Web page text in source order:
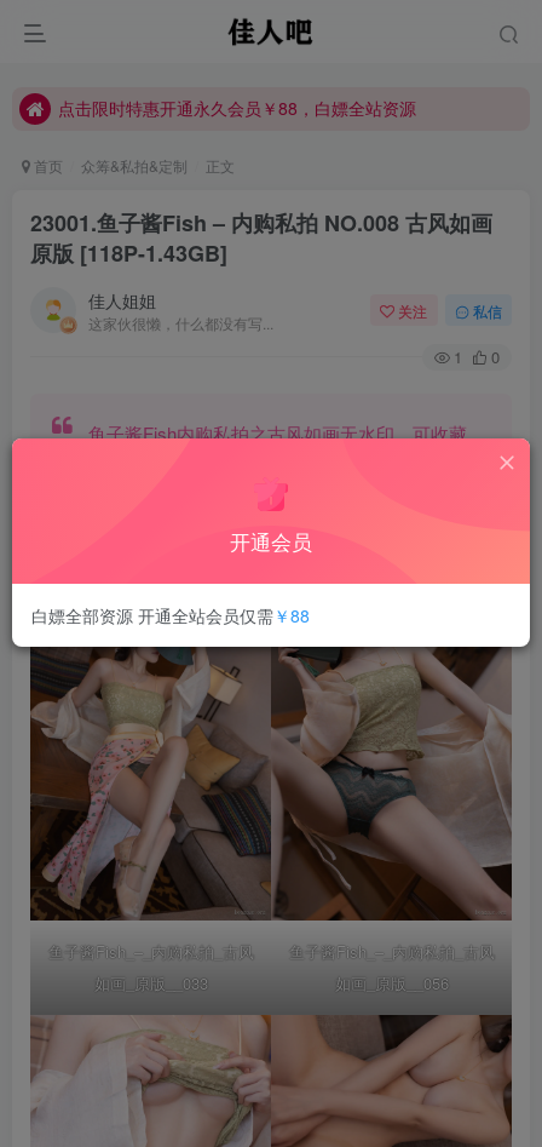
点击限时特惠开通永久会员￥88，白嫖全站资源
点击限时特惠开通永久会员￥88，白嫖全站资源
首页 众筹&私拍&定制 正文
23001.鱼子酱Fish – 内购私拍 NO.008 古风如画
原版 [118P-1.43GB]
佳人姐姐
这家伙很懒，什么都没有写...
关注 私信
1 0
鱼子酱Fish内购私拍之古风如画无水印，可收藏
预览图
鱼子酱Fish_–_内购私拍_古风
如画_原版__033
鱼子酱Fish_–_内购私拍_古风
如画_原版__056
开通会员
白嫖全部资源 开通全站会员仅需￥88